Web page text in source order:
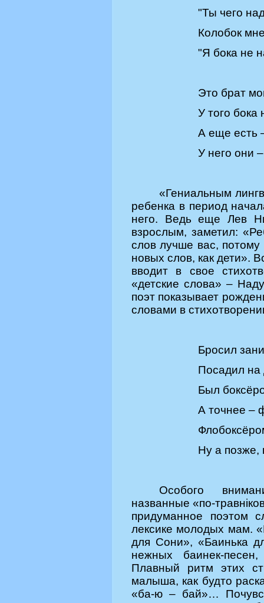
"Ты чего
Колобок
"Я бока не
Это брат
У того бока
А еще есть
У него они
«Гениальным
ребенка в период
него. Ведь еще Лев
взрослым, заметил:
слов лучше вас, потому
новых слов, как дети».
вводит в свое
«детские слова» –
поэт показывает
словами в
Бросил
Посадил
Был
А точнее–
Ну а
Особого
названные «по-
придуманное поэтом
лексике молодых мам.
для Сони», «Баинька
нежных баинек-
Плавный ритм этих
малыша, как будто
«ба-ю – бай»…